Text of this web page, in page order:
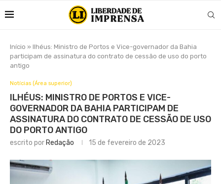
Início » Ilhéus: Ministro de Portos e Vice-governador da Bahia
participam de assinatura do contrato de cessão de uso do porto
antigo
Notícias (Área superior)
ILHÉUS: MINISTRO DE PORTOS E VICE-
GOVERNADOR DA BAHIA PARTICIPAM DE
ASSINATURA DO CONTRATO DE CESSÃO DE USO
DO PORTO ANTIGO
escrito por Redação 15 de fevereiro de 2023